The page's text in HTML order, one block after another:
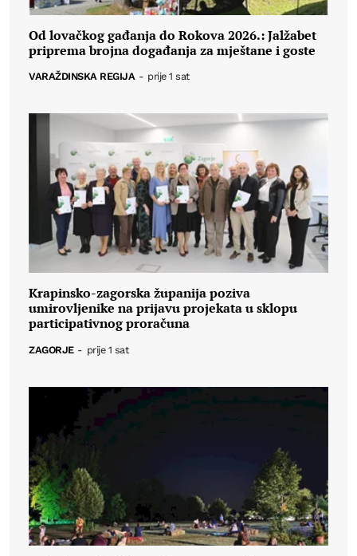
Od lovačkog gađanja do Rokova 2026.: Jalžabet
priprema brojna događanja za mještane i goste
VARAŽDINSKA REGIJA - prije 1 sat
Krapinsko-zagorska županija poziva
umirovljenike na prijavu projekata u sklopu
participativnog proračuna
ZAGORJE - prije 1 sat